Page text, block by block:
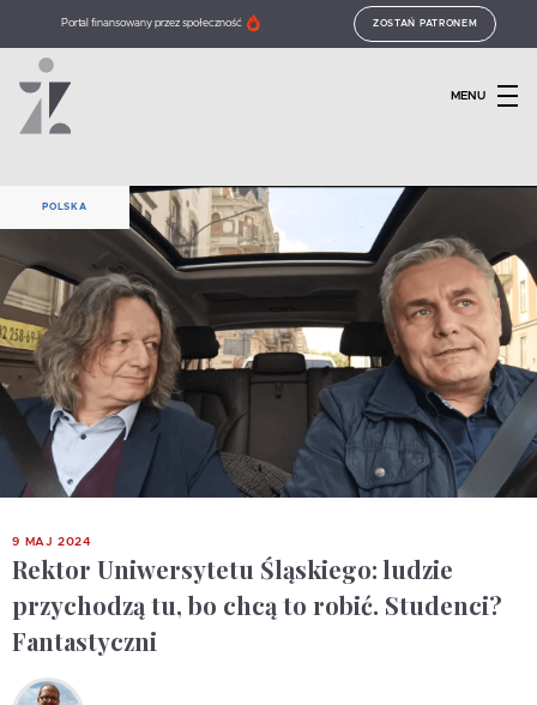
Portal finansowany przez społeczność ZOSTAŃ PATRONEM
MENU
POLSKA
9 MAJ 2024
Rektor Uniwersytetu Śląskiego: ludzie
przychodzą tu, bo chcą to robić. Studenci?
Fantastyczni